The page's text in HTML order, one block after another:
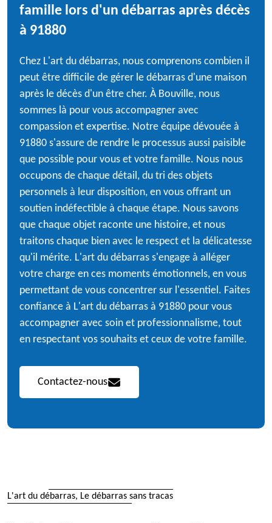
famille lors d'un débarras après décès
à 91880
Chez L'art du débarras, nous comprenons combien il
peut être difficile de gérer le débarras d'une maison
après le décès d'un être cher. À Bouville, nous
sommes là pour vous accompagner avec
compassion et expertise. Notre équipe dévouée à
91880 s'assure de rendre le processus aussi paisible
que possible pour vous et votre famille. Nous nous
occupons de chaque détail, du tri des objets
personnels à leur disposition, en vous offrant un
soutien indéfectible à chaque étape. Nous savons
que chaque objet raconte une histoire, et nous
traitons chaque bien avec le respect et la délicatesse
qu'il mérite. L'art du débarras s'engage à alléger
votre charge en ces moments émotionnels, en vous
permettant de vous concentrer sur l'essentiel. Faites
confiance à L'art du débarras à 91880 pour vous
accompagner avec soin et professionnalisme, tout
en respectant vos souhaits et ceux de votre famille.
Contactez-nous
L'art du débarras, Le débarras sans tracas